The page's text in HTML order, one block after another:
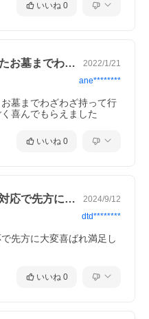
いいね 0
すごい立派なかごもりでしたお墓までわざ… 2022/1/21
ane********
墓までわざわざ持って行
喜んでもらえました
いいね 0
毎度の事ですが迅速丁寧な対応で先方に大… 2024/9/12
dtd********
先方に大変喜ばれ満足し
いいね 0